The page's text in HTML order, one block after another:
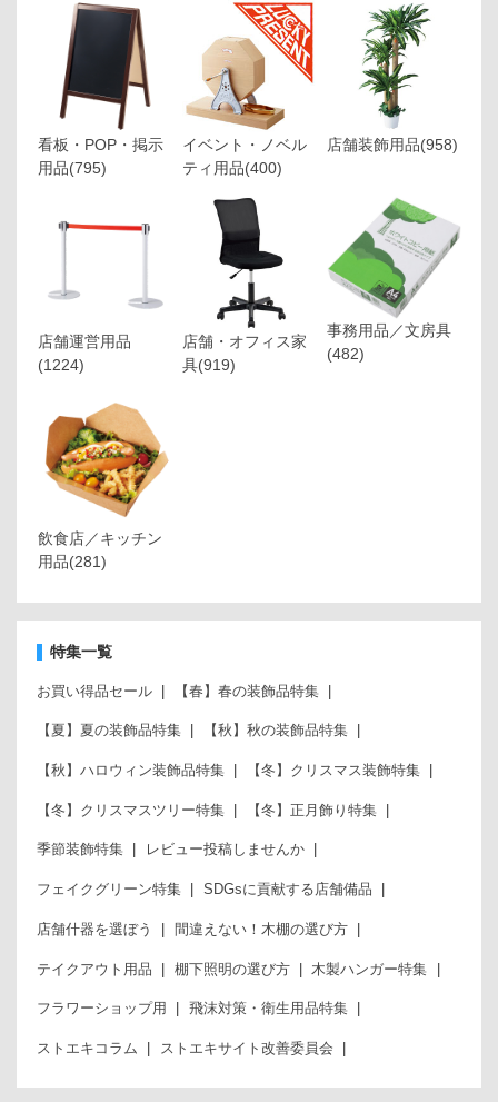
看板・POP・掲示
用品(795)
イベント・ノベル
ティ用品(400)
店舗装飾用品(958)
店舗運営用品
(1224)
店舗・オフィス家
具(919)
事務用品／文房具
(482)
飲食店／キッチン
用品(281)
特集一覧
お買い得品セール 【春】春の装飾品特集
【夏】夏の装飾品特集 【秋】秋の装飾品特集
【秋】ハロウィン装飾品特集 【冬】クリスマス装飾特集
【冬】クリスマスツリー特集 【冬】正月飾り特集
季節装飾特集 レビュー投稿しませんか
フェイクグリーン特集 SDGsに貢献する店舗備品
店舗什器を選ぼう 間違えない！木棚の選び方
テイクアウト用品 棚下照明の選び方 木製ハンガー特集
フラワーショップ用 飛沫対策・衛生用品特集
ストエキコラム ストエキサイト改善委員会